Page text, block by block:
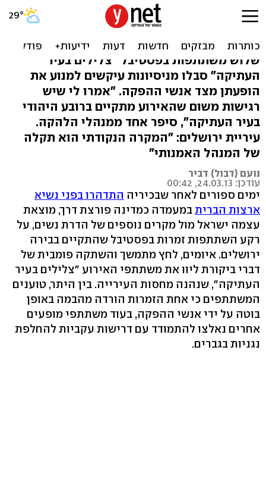
הדרה בהופעה: זמרת הורדה
מהבמה בירושלים
שלוש משתתפות בפסטיבל "צלילים בעיר
העתיקה" סבלו מניסיונות עיקשים למנוע את
הופעתן מצד אנשי ההפקה. "אמרו לי שיש
רגישות משום שהאירוע מתקיים ברובע היהודי
בעיר העתיקה", סיפר אחד ממנהלי הלהקה.
עיריית ירושלים: "המקרה הנקודתי הוא תקלה
של המנהל האמנותי"
נועם (דבול) דביר
עודכן: 24.03.13, 00:42
ימים ספורים לאחר שבכיריה התדהרו בפני נשיא
ארצות הבריתבמעמדה כמדינה פורצת דרך, מוצאת
עצמה ישראל מול מקרים נוספים של הדרת נשים, על
רקע השתתפות זמרות בפסטיבל שהתקיים בבירה
ירושלים. איומים, לחץ מתמשך והשתקה פומבית של
דברי ביקורת ליוו את משתתפי האירוע "צלילים בעיר
העתיקה", שנהנה מחסות העירייה. בין היתר, טוענים
המשתתפים כי אחת הזמרות הורדה מהבמה באופן
בוטה על ידי אנשי ההפקה, בעוד משתתפי מופעים
אחרים נאלצו להתמודד עם דרישות עקביות להחלפת
נגניות בגברים.